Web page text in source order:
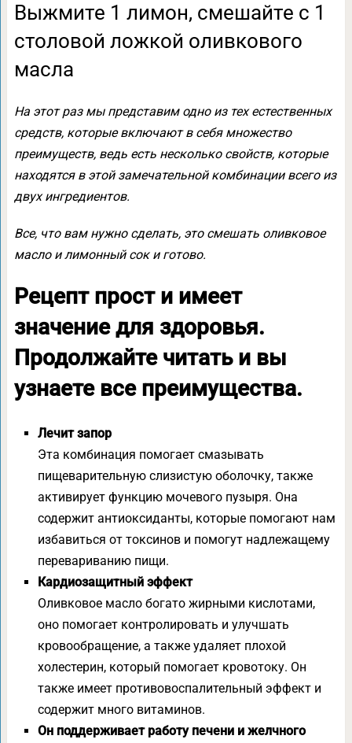
Выжмите 1 лимон, смешайте с 1
столовой ложкой оливкового
масла
На этот раз мы представим одно из тех естественных
средств, которые включают в себя множество
преимуществ, ведь есть несколько свойств, которые
находятся в этой замечательной комбинации всего из
двух ингредиентов.
Все, что вам нужно сделать, это смешать оливковое
масло и лимонный сок и готово.
Рецепт прост и имеет
значение для здоровья.
Продолжайте читать и вы
узнаете все преимущества.
Лечит запор
Эта комбинация помогает смазывать
пищеварительную слизистую оболочку, также
активирует функцию мочевого пузыря. Она
содержит антиоксиданты, которые помогают нам
избавиться от токсинов и помогут надлежащему
перевариванию пищи.
Кардиозащитный эффект
Оливковое масло богато жирными кислотами,
оно помогает контролировать и улучшать
кровообращение, а также удаляет плохой
холестерин, который помогает кровотоку. Он
также имеет противовоспалительный эффект и
содержит много витаминов.
Он поддерживает работу печени и желчного